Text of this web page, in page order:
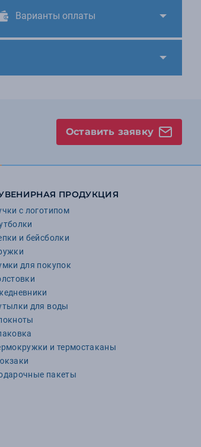
Варианты оплаты
Оставить заявку
ПРОДУКЦИЯ
с логотипом
и бейсболки
для покупок
для воды
и термостаканы
пакеты